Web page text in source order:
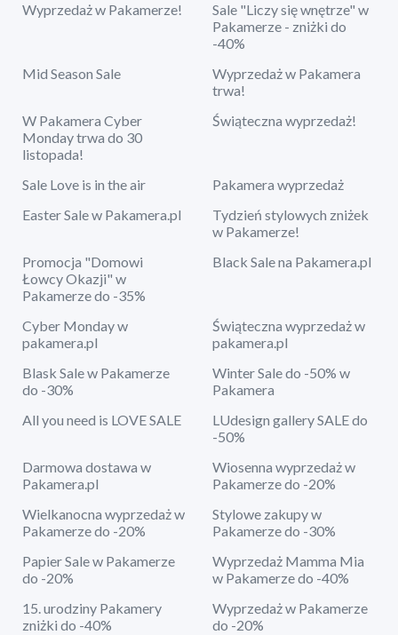
Wyprzedaż w Pakamerze!
Sale "Liczy się wnętrze" w
Pakamerze - zniżki do
-40%
Mid Season Sale
Wyprzedaż w Pakamera
trwa!
W Pakamera Cyber
Monday trwa do 30
listopada!
Świąteczna wyprzedaż!
Sale Love is in the air
Pakamera wyprzedaż
Easter Sale w Pakamera.pl
Tydzień stylowych zniżek
w Pakamerze!
Promocja "Domowi
Łowcy Okazji" w
Pakamerze do -35%
Black Sale na Pakamera.pl
Cyber Monday w
pakamera.pl
Świąteczna wyprzedaż w
pakamera.pl
Blask Sale w Pakamerze
do -30%
Winter Sale do -50% w
Pakamera
All you need is LOVE SALE
LUdesign gallery SALE do
-50%
Darmowa dostawa w
Pakamera.pl
Wiosenna wyprzedaż w
Pakamerze do -20%
Wielkanocna wyprzedaż w
Pakamerze do -20%
Stylowe zakupy w
Pakamerze do -30%
Papier Sale w Pakamerze
do -20%
Wyprzedaż Mamma Mia
w Pakamerze do -40%
15. urodziny Pakamery
zniżki do -40%
Wyprzedaż w Pakamerze
do -20%